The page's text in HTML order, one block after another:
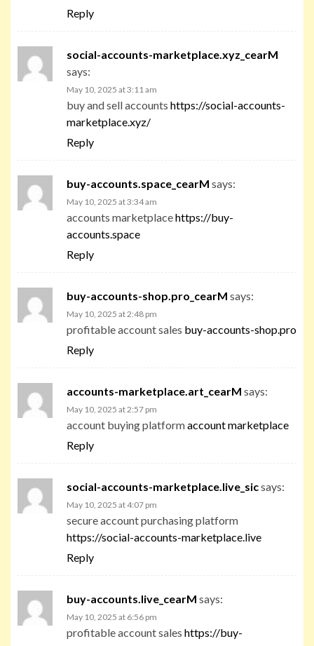
Reply
social-accounts-marketplace.xyz_cearM
says:
May 10, 2025 at 3:11 am
buy and sell accounts https://social-accounts-
marketplace.xyz/
Reply
buy-accounts.space_cearM says:
May 10, 2025 at 3:34 am
accounts marketplacehttps://buy-
accounts.space
Reply
buy-accounts-shop.pro_cearM says:
May 10, 2025 at 2:48 pm
profitable account sales buy-accounts-shop.pro
Reply
accounts-marketplace.art_cearM says:
May 10, 2025 at 2:57 pm
account buying platformaccount marketplace
Reply
social-accounts-marketplace.live_sicsays:
May 10, 2025 at 4:07 pm
secure account purchasing platform
https://social-accounts-marketplace.live
Reply
buy-accounts.live_cearM says:
May 10, 2025 at 6:56 pm
profitable account sales https://buy-